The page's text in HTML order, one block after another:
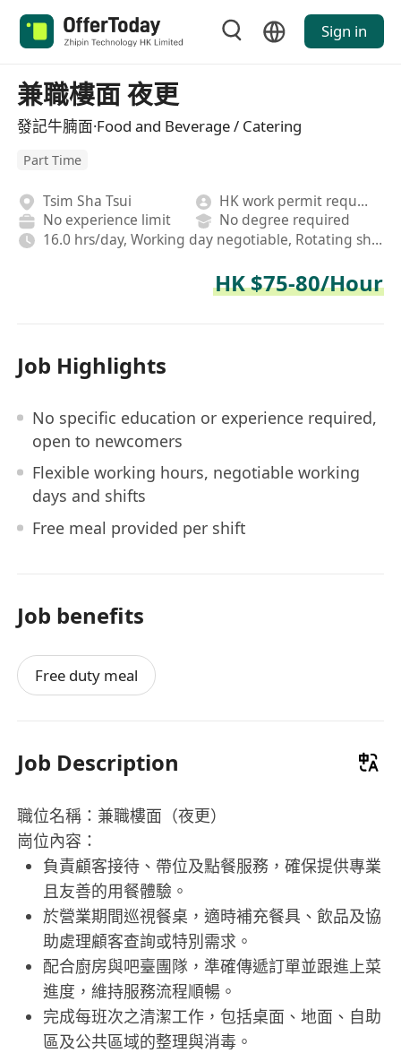
Sign in
兼職樓面 夜更
發記牛腩面·Food and Beverage / Catering
Part Time
Tsim Sha Tsui
HK work permit required
No experience limit
No degree required
16.0 hrs/day, Working day negotiable, Rotating shifts
HK $75-80/Hour
Job Highlights
No specific education or experience required,
open to newcomers
Flexible working hours, negotiable working
days and shifts
Free meal provided per shift
Job benefits
Free duty meal
Job Description
職位名稱：兼職樓面（夜更）
崗位內容：
負責顧客接待、帶位及點餐服務，確保提供專業
且友善的用餐體驗。
於營業期間巡視餐桌，適時補充餐具、飲品及協
助處理顧客查詢或特別需求。
配合廚房與吧臺團隊，準確傳遞訂單並跟進上菜
進度，維持服務流程順暢。
完成每班次之清潔工作，包括桌面、地面、自助
區及公共區域的整理與消毒。